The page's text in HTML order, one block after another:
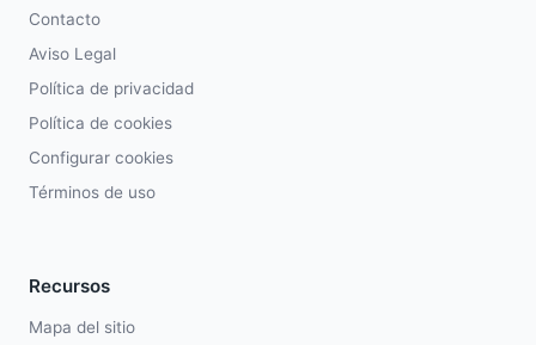
Contacto
Aviso Legal
Política de privacidad
Política de cookies
Configurar cookies
Términos de uso
Recursos
Mapa del sitio